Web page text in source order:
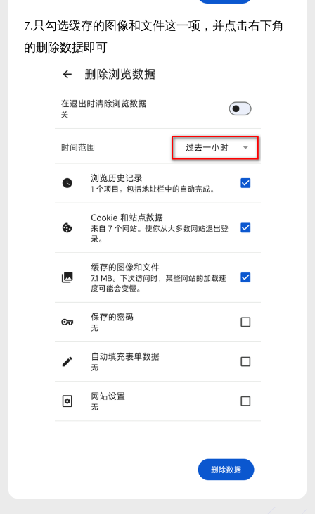
7.只勾选缓存的图像和文件这一项，并点击右下角
的删除数据即可